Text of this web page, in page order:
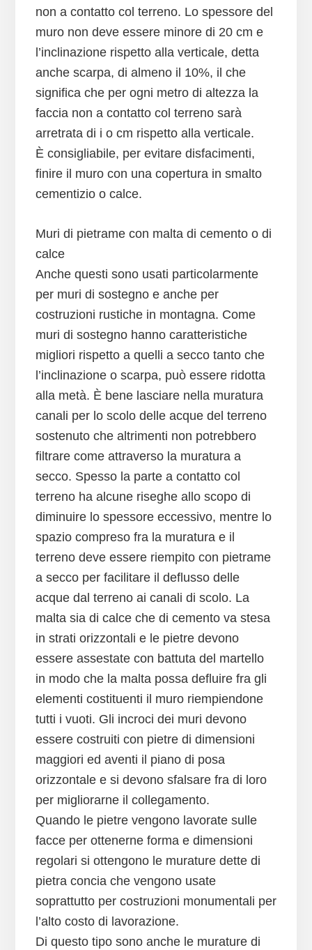
non a contatto col terreno. Lo spessore del
muro non deve essere minore di 20 cm e
l’inclinazione rispetto alla verticale, detta
anche scarpa, di almeno il 10%, il che
significa che per ogni metro di altezza la
faccia non a contatto col terreno sarà
arretrata di i o cm rispetto alla verticale.
È consigliabile, per evitare disfacimenti,
finire il muro con una copertura in smalto
cementizio o calce.
Muri di pietrame con malta di cemento o di
calce
Anche questi sono usati particolarmente
per muri di sostegno e anche per
costruzioni rustiche in montagna. Come
muri di sostegno hanno caratteristiche
migliori rispetto a quelli a secco tanto che
l’inclinazione o scarpa, può essere ridotta
alla metà. È bene lasciare nella muratura
canali per lo scolo delle acque del terreno
sostenuto che altrimenti non potrebbero
filtrare come attraverso la muratura a
secco. Spesso la parte a contatto col
terreno ha alcune riseghe allo scopo di
diminuire lo spessore eccessivo, mentre lo
spazio compreso fra la muratura e il
terreno deve essere riempito con pietrame
a secco per facilitare il deflusso delle
acque dal terreno ai canali di scolo. La
malta sia di calce che di cemento va stesa
in strati orizzontali e le pietre devono
essere assestate con battuta del martello
in modo che la malta possa defluire fra gli
elementi costituenti il muro riempiendone
tutti i vuoti. Gli incroci dei muri devono
essere costruiti con pietre di dimensioni
maggiori ed aventi il piano di posa
orizzontale e si devono sfalsare fra di loro
per migliorarne il collegamento.
Quando le pietre vengono lavorate sulle
facce per ottenerne forma e dimensioni
regolari si ottengono le murature dette di
pietra concia che vengono usate
soprattutto per costruzioni monumentali per
l’alto costo di lavorazione.
Di questo tipo sono anche le murature di